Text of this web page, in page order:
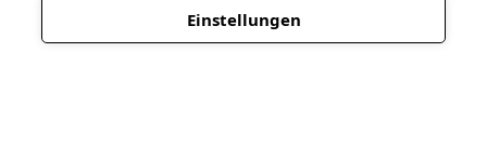
Einstellungen